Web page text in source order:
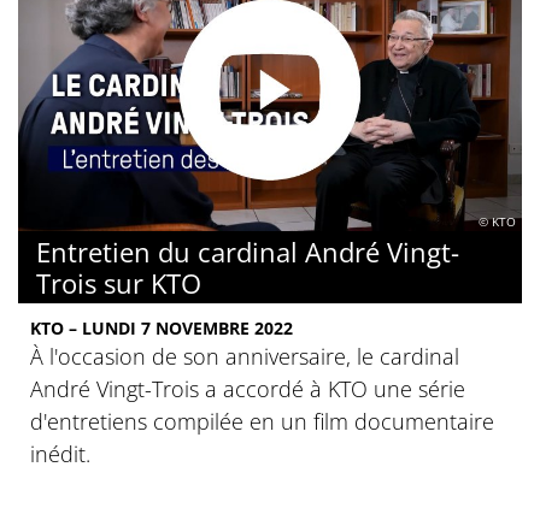
© KTO
Entretien du cardinal André Vingt-
Trois sur KTO
KTO – LUNDI 7 NOVEMBRE 2022
À l'occasion de son anniversaire, le cardinal
André Vingt-Trois a accordé à KTO une série
d'entretiens compilée en un film documentaire
inédit.